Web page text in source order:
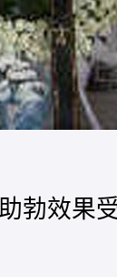
勃效果